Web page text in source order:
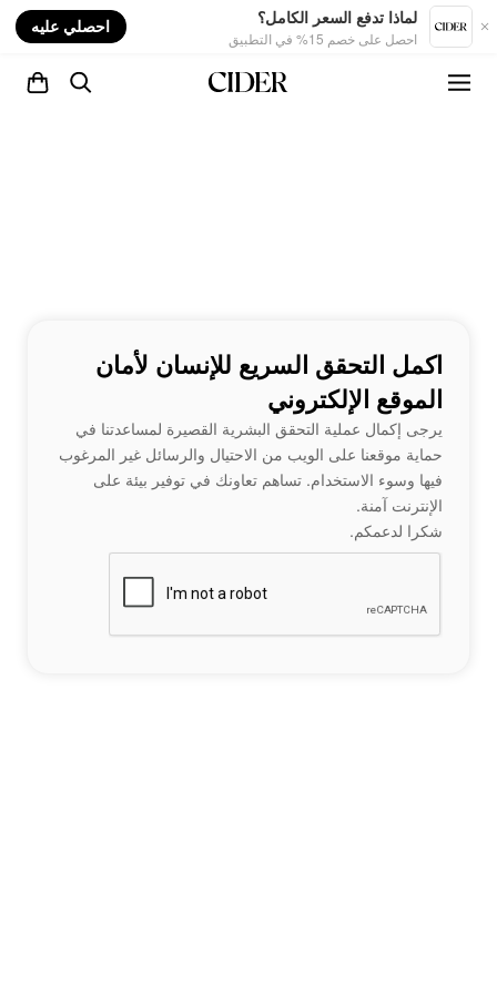
لماذا تدفع السعر الكامل؟
احصل على خصم 15% في التطبيق
احصلي عليه
اكمل التحقق السريع للإنسان لأمان
الموقع الإلكتروني
يرجى إكمال عملية التحقق البشرية القصيرة لمساعدتنا في
حماية موقعنا على الويب من الاحتيال والرسائل غير المرغوب
فيها وسوء الاستخدام. تساهم تعاونك في توفير بيئة على
الإنترنت آمنة.
شكرا لدعمكم.